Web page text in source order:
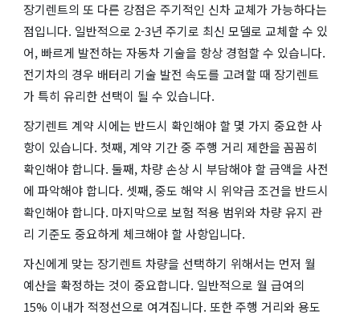
장기렌트의 또 다른 강점은 주기적인 신차 교체가 가능하다는
점입니다. 일반적으로 2-3년 주기로 최신 모델로 교체할 수 있
어, 빠르게 발전하는 자동차 기술을 항상 경험할 수 있습니다.
전기차의 경우 배터리 기술 발전 속도를 고려할 때 장기렌트
가 특히 유리한 선택이 될 수 있습니다.
장기렌트 계약 시에는 반드시 확인해야 할 몇 가지 중요한 사
항이 있습니다. 첫째, 계약 기간 중 주행 거리 제한을 꼼꼼히
확인해야 합니다. 둘째, 차량 손상 시 부담해야 할 금액을 사전
에 파악해야 합니다. 셋째, 중도 해약 시 위약금 조건을 반드시
확인해야 합니다. 마지막으로 보험 적용 범위와 차량 유지 관
리 기준도 중요하게 체크해야 할 사항입니다.
자신에게 맞는 장기렌트 차량을 선택하기 위해서는 먼저 월
예산을 확정하는 것이 중요합니다. 일반적으로 월 급여의
15% 이내가 적정선으로 여겨집니다. 또한 주행 거리와 용도